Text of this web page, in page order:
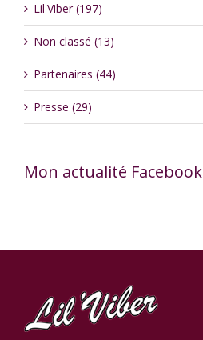
Lil'Viber (197)
Non classé (13)
Partenaires (44)
Presse (29)
Mon actualité Facebook